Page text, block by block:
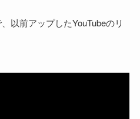
以前アップしたYouTubeのリ